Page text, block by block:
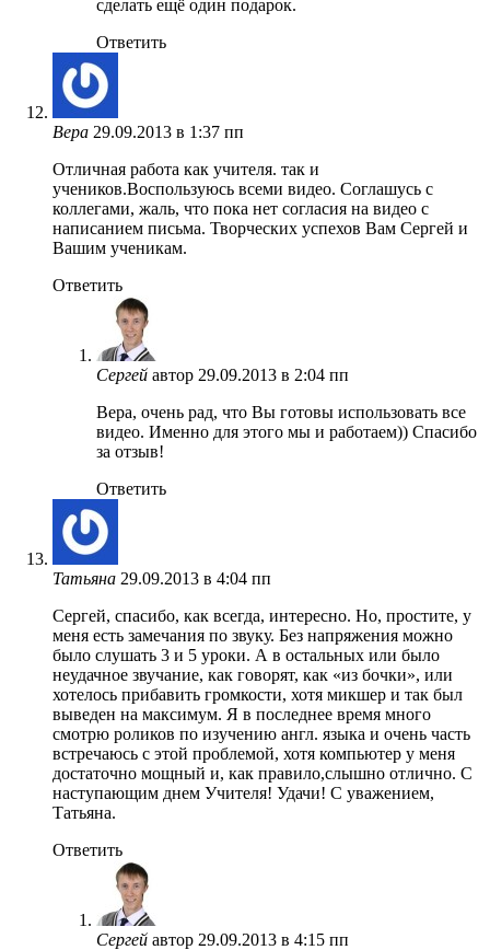
сделать ещё один подарок.
Ответить
Вера 29.09.2013 в 1:37 пп
Отличная работа как учителя. так и
учеников.Воспользуюсь всеми видео. Соглашусь с
коллегами, жаль, что пока нет согласия на видео с
написанием письма. Творческих успехов Вам Сергей и
Вашим ученикам.
Ответить
Сергей автор 29.09.2013 в 2:04 пп
Вера, очень рад, что Вы готовы использовать все
видео. Именно для этого мы и работаем)) Спасибо
за отзыв!
Ответить
Татьяна 29.09.2013 в 4:04 пп
Сергей, спасибо, как всегда, интересно. Но, простите, у
меня есть замечания по звуку. Без напряжения можно
было слушать 3 и 5 уроки. А в остальных или было
неудачное звучание, как говорят, как «из бочки», или
хотелось прибавить громкости, хотя микшер и так был
выведен на максимум. Я в последнее время много
смотрю роликов по изучению англ. языка и очень часть
встречаюсь с этой проблемой, хотя компьютер у меня
достаточно мощный и, как правило,слышно отлично. С
наступающим днем Учителя! Удачи! С уважением,
Татьяна.
Ответить
Сергей автор 29.09.2013 в 4:15 пп